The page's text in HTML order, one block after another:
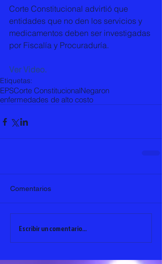
Corte Constitucional advirtió que
entidades que no den los servicios y
medicamentos deben ser investigadas
por Fiscalía y Procuraduría.
Ver Video.
Etiquetas:
EPSCorte ConstitucionalNegaron
enfermedades de alto costo
Comentarios
Escribir un comentario...